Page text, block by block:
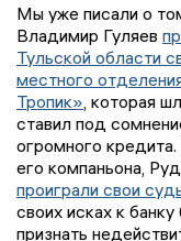
Мы уже писали о
Владимир Гуляев
Тульской области
местного
Тропик» , которая
ставил под
огромного
его компаньона,
проиграли свои
своих исках к
признать